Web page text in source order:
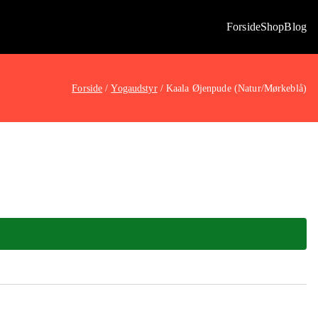
ForsideShopBlog
Forside Yogaudstyr Kaala Øjenpude (Natur/Mørkeblå)